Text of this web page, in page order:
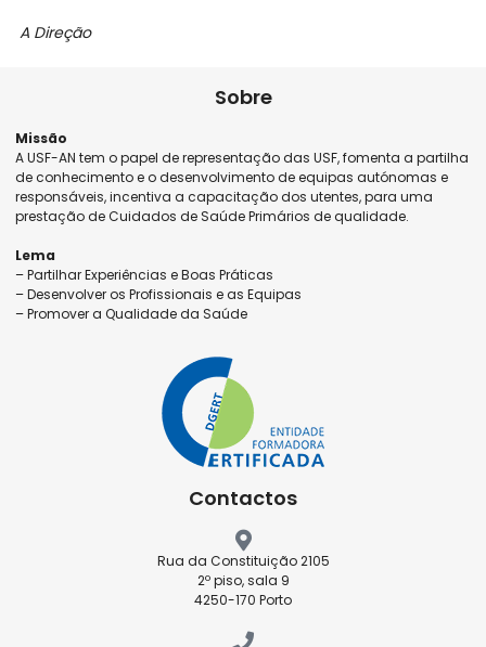
A Direção
Sobre
Missão
A USF-AN tem o papel de representação das USF, fomenta a partilha
de conhecimento e o desenvolvimento de equipas autónomas e
responsáveis, incentiva a capacitação dos utentes, para uma
prestação de Cuidados de Saúde Primários de qualidade.
Lema
– Partilhar Experiências e Boas Práticas
– Desenvolver os Profissionais e as Equipas
– Promover a Qualidade da Saúde
Contactos
Rua da Constituição 2105
2º piso, sala 9
4250-170 Porto